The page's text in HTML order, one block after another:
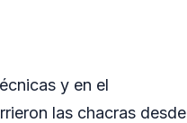
y en el
las chacras desde